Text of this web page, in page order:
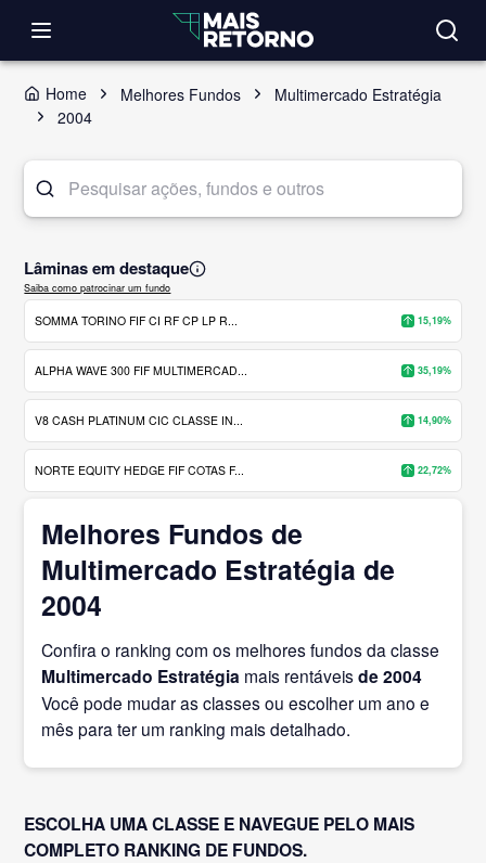
Home Melhores Fundos
Multimercado Estratégia
2004
Lâminas em destaque
Saiba como patrocinar um fundo
SOMMA TORINO FIF CI RF CP LP R... 15,19%
ALPHA WAVE 300 FIF MULTIMERCAD... 35,19%
V8 CASH PLATINUM CIC CLASSE IN... 14,90%
NORTE EQUITY HEDGE FIF COTAS F... 22,72%
Melhores Fundos de
Multimercado Estratégia de
2004
Confira o ranking com os melhores fundos da classe
Multimercado Estratégia mais rentáveisde 2004
Você pode mudar as classes ou escolher um ano e
mês para ter um ranking mais detalhado.
ESCOLHA UMA CLASSE E NAVEGUE PELO MAIS
COMPLETO RANKING DE FUNDOS.